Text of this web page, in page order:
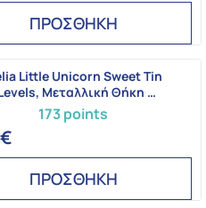
ΠΡΟΣΘΗΚΗ
173 points
Little Unicorn Sweet Tin
Μεταλλική Θήκη …
ΠΡΟΣΘΗΚΗ